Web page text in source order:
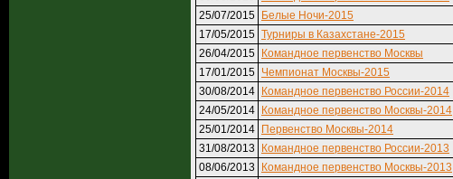
25/07/2015
Белые Ночи-2015
17/05/2015 Турниры в Казахстане-2015
26/04/2015
Командное первенство Москвы
17/01/2015 Чемпионат Москвы-2015
30/08/2014
Командное первенство России-2014
24/05/2014
Командное первенство Москвы-2014
25/01/2014
Первенство Москвы-2014
31/08/2013
Командное первенство России-2013
08/06/2013
Командное первенство Москвы-2013